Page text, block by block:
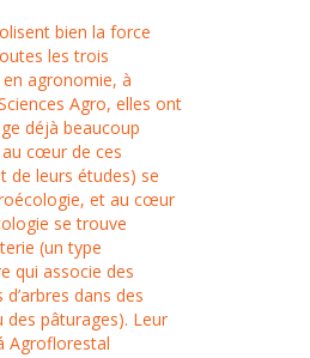
bien la force
les trois
agronomie, à
Agro, elles ont
déjà beaucoup
cœur de ces
de leurs études) se
et au cœur
se trouve
(un type
qui associe des
dans des
des pâturages). Leur
Agroflorestal